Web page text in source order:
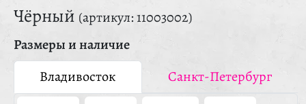
Чёрный (артикул: 11003002)
Размеры и наличие
Владивосток
Санкт-Петербург